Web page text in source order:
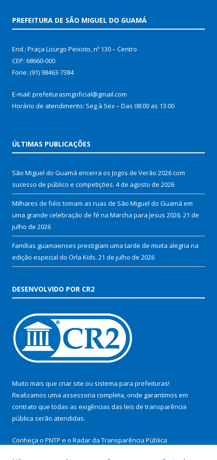
PREFEITURA DE SÃO MIGUEL DO GUAMÁ
End.: Praça Licurgo Peixoto, nº 130 – Centro
CEP: 68660-000
Fone: (91) 98463-7384
E-mail: prefeiturasmgoficial@gmail.com
Horário de atendimento: Seg à Sex – Das 08:00 as 13:00
ÚLTIMAS PUBLICAÇÕES
São Miguel do Guamá encerra os Jogos de Verão 2026 com
sucesso de público e competições. 4 de agosto de 2026
Milhares de fiéis tomam as ruas de São Miguel do Guamá em
uma grande celebração de fé na Marcha para Jesus 2026. 21 de
julho de 2026
Famílias guamaenses prestigiam uma tarde de muita alegria na
edição especial do Orla Kids. 21 de julho de 2026
DESENVOLVIDO POR CR2
Muito mais que criar site ou sistema para prefeituras!
Realizamos uma assessoria completa, onde garantimos em
contrato que todas as exigências das leis de transparência
pública serão atendidas.
Conheça o PNTP e o Radar da Transparência Pública